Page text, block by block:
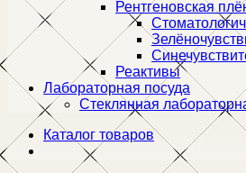
Рентгеновская
Реактивы
Лабораторная посуда
Стеклянная
Каталог товаров